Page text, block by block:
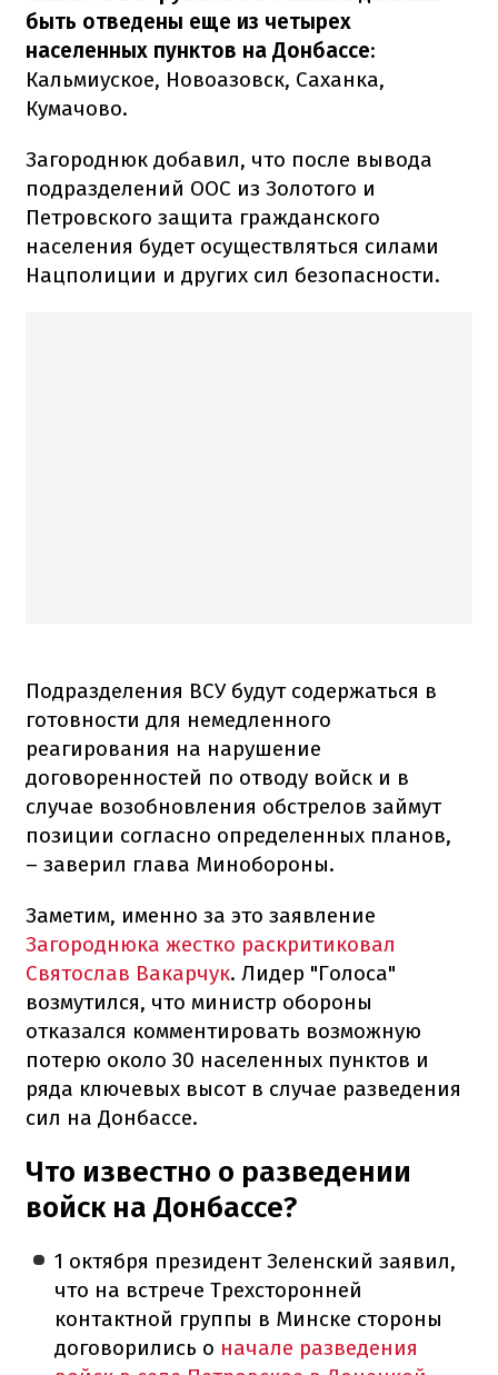
быть отведены еще из четырех
населенных пунктов на Донбассе:
Кальмиуское, Новоазовск, Саханка,
Кумачово.
Загороднюк добавил, что после вывода
подразделений ООС из Золотого и
Петровского защита гражданского
населения будет осуществляться силами
Нацполиции и других сил безопасности.
Подразделения ВСУ будут содержаться в
готовности для немедленного
реагирования на нарушение
договоренностей по отводу войск и в
случае возобновления обстрелов займут
позиции согласно определенных планов,
– заверил глава Минобороны.
Заметим, именно за это заявление
Загороднюка жестко раскритиковал
Святослав Вакарчук. Лидер "Голоса"
возмутился, что министр обороны
отказался комментировать возможную
потерю около 30 населенных пунктов и
ряда ключевых высот в случае разведения
сил на Донбассе.
Что известно о разведении
войск на Донбассе?
1 октября президент Зеленский заявил,
что на встрече Трехсторонней
контактной группы в Минске стороны
договорились о начале разведения